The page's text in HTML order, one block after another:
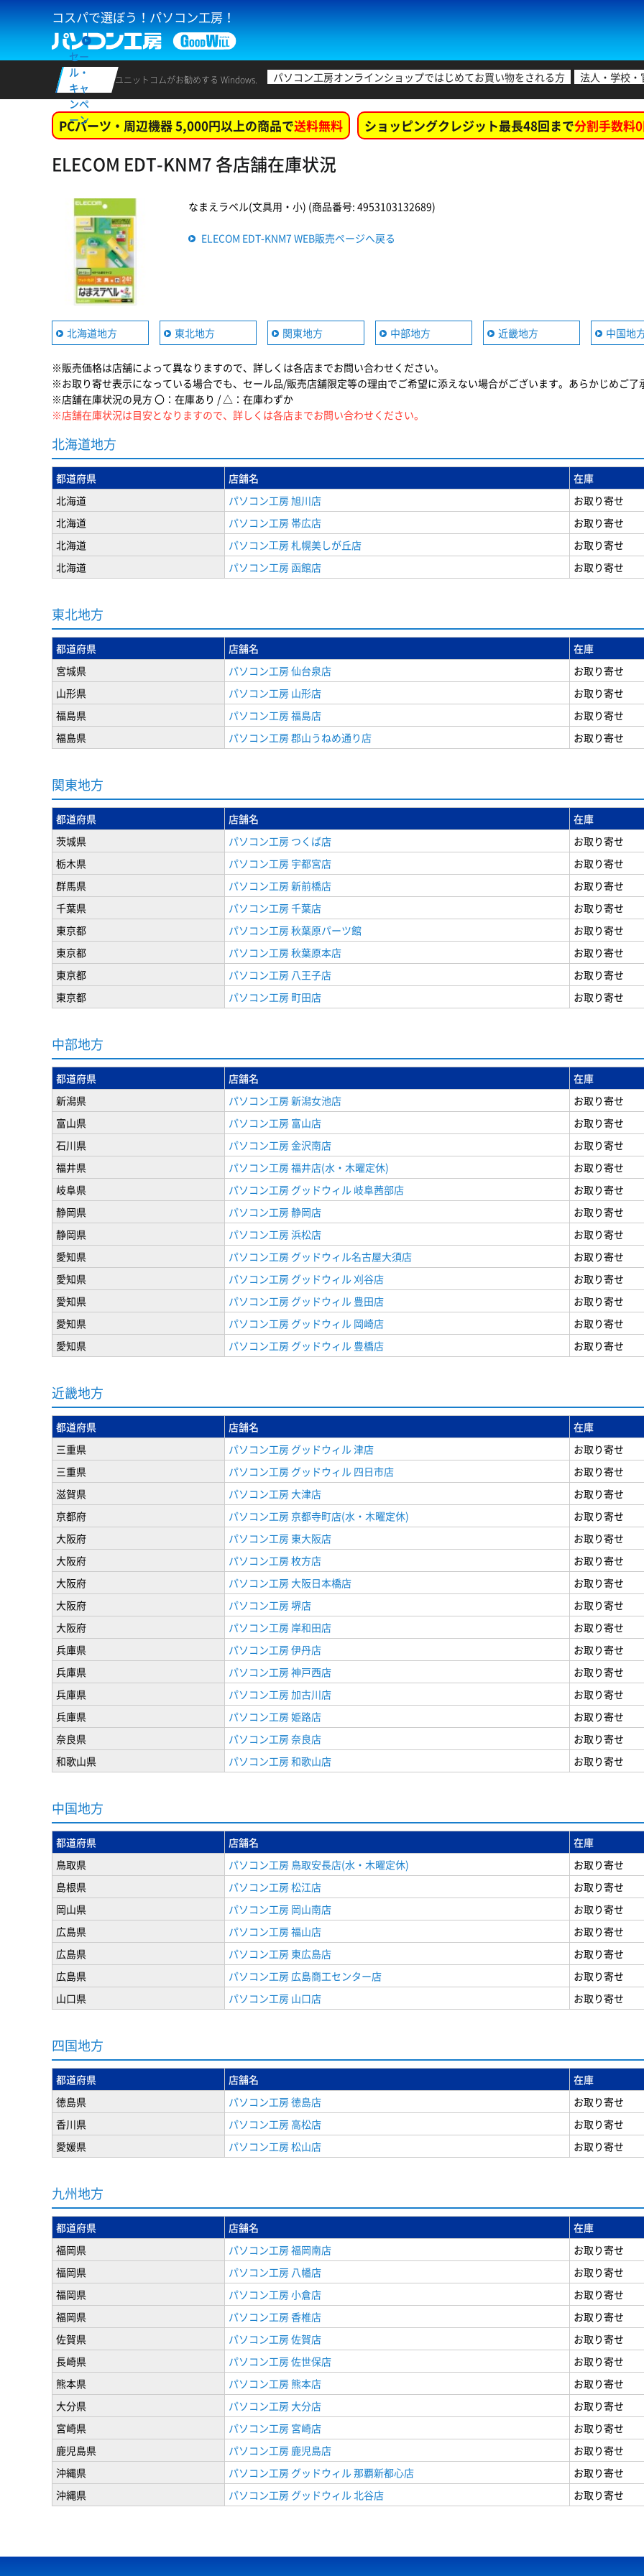
コスパで選ぼう！パソコン工房！
セー
ル・
キャ
ンペ
ーン
ユニットコムがお勧めする Windows. パソコン工房オンラインショップではじめてお買い物をされる方 法人・学校
PCパーツ・周辺機器 5,000円以上の商品で送料無料 ショッピングクレジット最長48回まで分割手数料
ELECOM EDT-KNM7 各店舗在庫状況
なまえラベル(文具用・小) (商品番号: 4953103132689)
ELECOM EDT-KNM7 WEB販売ページへ戻る
北海道地方 東北地方 関東地方 中部地方 近畿地方 中国地
※販売価格は店舗によって異なりますので、詳しくは各店までお問い合わせください。
※お取り寄せ表示になっている場合でも、セール品/販売店舗限定等の理由でご希望に添えない場合がございます。あらかじめご了
※店舗在庫状況の見方 〇：在庫あり / △：在庫わずか
※店舗在庫状況は目安となりますので、詳しくは各店までお問い合わせください。
北海道地方
都道府県 店舗名
在庫
北海道
パソコン工房 旭川店
お取り寄せ
北海道
パソコン工房 帯広店
お取り寄せ
北海道
パソコン⼯房 札幌美しが丘店
お取り寄せ
北海道
パソコン工房 函館店 お取り寄せ
東北地方
都道府県 店舗名
在庫
宮城県
パソコン工房 仙台泉店
お取り寄せ
山形県
パソコン工房 山形店
お取り寄せ
福島県
パソコン工房 福島店
お取り寄せ
福島県
パソコン工房 郡山うねめ通り店 お取り寄せ
関東地方
都道府県 店舗名
在庫
茨城県
パソコン工房 つくば店
お取り寄せ
栃木県
パソコン工房 宇都宮店
お取り寄せ
群馬県
パソコン工房 新前橋店
お取り寄せ
千葉県
パソコン工房 千葉店
お取り寄せ
東京都
パソコン工房 秋葉原パーツ館
お取り寄せ
東京都
パソコン工房 秋葉原本店
お取り寄せ
東京都
パソコン工房 八王子店
お取り寄せ
東京都
パソコン工房 町田店 お取り寄せ
中部地方
都道府県 店舗名
在庫
新潟県
パソコン工房 新潟女池店
お取り寄せ
富山県
パソコン工房 富山店
お取り寄せ
石川県
パソコン工房 金沢南店
お取り寄せ
福井県
パソコン工房 福井店(水・木曜定休)
お取り寄せ
岐阜県
パソコン工房 グッドウィル 岐阜茜部店
お取り寄せ
静岡県
パソコン工房 静岡店
お取り寄せ
静岡県
パソコン工房 浜松店
お取り寄せ
愛知県
パソコン工房 グッドウィル名古屋大須店
お取り寄せ
愛知県
パソコン工房 グッドウィル 刈谷店
お取り寄せ
愛知県
パソコン工房 グッドウィル 豊田店
お取り寄せ
愛知県
パソコン工房 グッドウィル 岡崎店
お取り寄せ
愛知県
パソコン工房 グッドウィル 豊橋店 お取り寄せ
近畿地方
都道府県 店舗名
在庫
三重県
パソコン工房 グッドウィル 津店
お取り寄せ
三重県
パソコン工房 グッドウィル 四日市店
お取り寄せ
滋賀県
パソコン工房 大津店
お取り寄せ
京都府
パソコン工房 京都寺町店(水・木曜定休)
お取り寄せ
大阪府
パソコン工房 東大阪店
お取り寄せ
大阪府
パソコン工房 枚方店
お取り寄せ
大阪府
パソコン工房 大阪日本橋店
お取り寄せ
大阪府
パソコン工房 堺店
お取り寄せ
大阪府
パソコン工房 岸和田店
お取り寄せ
兵庫県
パソコン工房 伊丹店
お取り寄せ
兵庫県
パソコン工房 神戸西店
お取り寄せ
兵庫県
パソコン工房 加古川店
お取り寄せ
兵庫県
パソコン工房 姫路店
お取り寄せ
奈良県
パソコン工房 奈良店
お取り寄せ
和歌山県
パソコン工房 和歌山店 お取り寄せ
中国地方
都道府県 店舗名
在庫
鳥取県
パソコン工房 鳥取安長店(水・木曜定休)
お取り寄せ
島根県
パソコン工房 松江店
お取り寄せ
岡山県
パソコン工房 岡山南店
お取り寄せ
広島県
パソコン工房 福山店
お取り寄せ
広島県
パソコン工房 東広島店
お取り寄せ
広島県
パソコン工房 広島商工センター店
お取り寄せ
山口県
パソコン工房 山口店 お取り寄せ
四国地方
都道府県 店舗名
在庫
徳島県
パソコン工房 徳島店
お取り寄せ
香川県
パソコン工房 高松店
お取り寄せ
愛媛県
パソコン工房 松山店 お取り寄せ
九州地方
都道府県 店舗名
在庫
福岡県
パソコン工房 福岡南店
お取り寄せ
福岡県
パソコン工房 八幡店
お取り寄せ
福岡県
パソコン工房 小倉店
お取り寄せ
福岡県
パソコン工房 香椎店
お取り寄せ
佐賀県
パソコン工房 佐賀店
お取り寄せ
長崎県
パソコン工房 佐世保店
お取り寄せ
熊本県
パソコン工房 熊本店
お取り寄せ
大分県
パソコン工房 大分店
お取り寄せ
宮崎県
パソコン工房 宮崎店
お取り寄せ
鹿児島県
パソコン工房 鹿児島店
お取り寄せ
沖縄県
パソコン工房 グッドウィル 那覇新都心店
お取り寄せ
沖縄県
パソコン工房 グッドウィル 北谷店 お取り寄せ